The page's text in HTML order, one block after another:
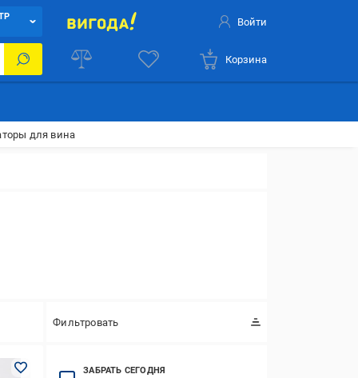
Войти
Корзина
для вина
Фильтровать
ЗАБРАТЬ СЕГОДНЯ